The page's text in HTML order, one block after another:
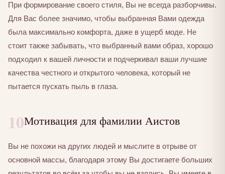
При формирование своего стиля, Вы не всегда разборчивы.
Для Вас более значимо, чтобы выбранная Вами одежда
была максимально комфорта, даже в ущерб моде. Не
стоит также забывать, что выбранный вами образ, хорошо
подходил к вашей личности и подчеркивал ваши лучшие
качества честного и открытого человека, который не
пытается пускать пыль в глаза.
10Мотивация для фамилии Аистов
Вы не похожи на других людей и мыслите в отрыве от
основной массы, благодаря этому Вы достигаете больших